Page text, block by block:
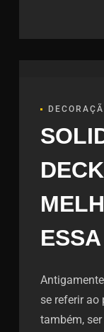
se referir ao
também,